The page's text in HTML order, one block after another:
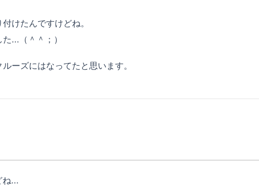
けたんですけどね。
...（＾＾；）
ーズにはなってたと思います。
ね...